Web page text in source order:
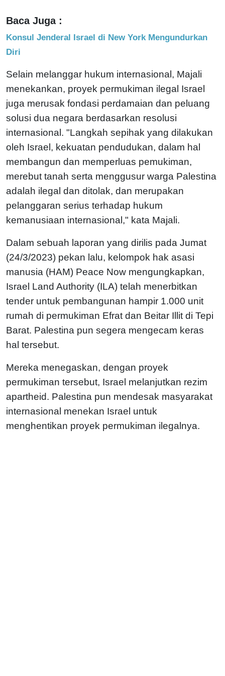
Baca Juga :
Konsul Jenderal Israel di New York Mengundurkan
Diri
Selain melanggar hukum internasional, Majali
menekankan, proyek permukiman ilegal Israel
juga merusak fondasi perdamaian dan peluang
solusi dua negara berdasarkan resolusi
internasional. "Langkah sepihak yang dilakukan
oleh Israel, kekuatan pendudukan, dalam hal
membangun dan memperluas pemukiman,
merebut tanah serta menggusur warga Palestina
adalah ilegal dan ditolak, dan merupakan
pelanggaran serius terhadap hukum
kemanusiaan internasional," kata Majali.
Dalam sebuah laporan yang dirilis pada Jumat
(24/3/2023) pekan lalu, kelompok hak asasi
manusia (HAM) Peace Now mengungkapkan,
Israel Land Authority (ILA) telah menerbitkan
tender untuk pembangunan hampir 1.000 unit
rumah di permukiman Efrat dan Beitar Illit di Tepi
Barat. Palestina pun segera mengecam keras
hal tersebut.
Mereka menegaskan, dengan proyek
permukiman tersebut, Israel melanjutkan rezim
apartheid. Palestina pun mendesak masyarakat
internasional menekan Israel untuk
menghentikan proyek permukiman ilegalnya.